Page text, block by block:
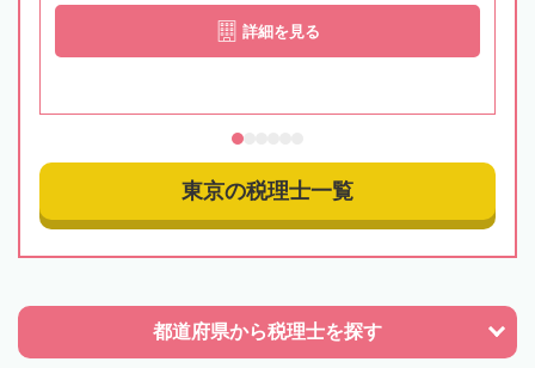
詳細を見る
東京の税理士一覧
都道府県から税理士を探す